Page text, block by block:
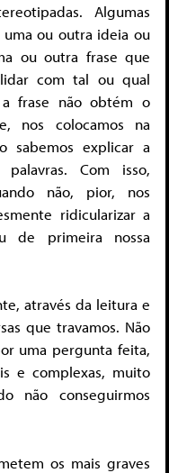
Algumas
ou outra ideia ou
ou outra frase que
com tal ou qual
frase não obtém o
nos colocamos na
sabemos explicar a
Com isso,
não, pior, nos
ridicularizar a
de primeira nossa
através da leitura e
que travamos. Não
uma pergunta feita,
e complexas, muito
não conseguirmos
os mais graves